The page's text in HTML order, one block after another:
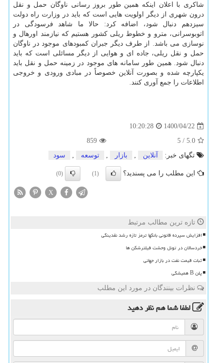
شاکری با اعلان اینکه همین طور بروز رسانی ناوگان حمل و نقل
درون شهری از دیگر اولویت هایی است که باید در وزارت راه دولت
سیزدهم دنبال شود، اضافه کرد: حالا ما شاهد فرسودگی در
اتوبوسرانی، مترو و خطوط ریلی کشور هستیم که نیازمند اورهال و
نوسازی می باشد. از طرف دیگر جبران کمبودهای موجود در ناوگان
حمل و نقل ریلی، جاده ای و هوایی از دیگر مسائلی است که باید
دنبال شود. همین طور سامانه های موجود در زمینه حمل و نقل باید
یکپارچه شده و بصورت آنلاین خصوصاً در مبادی ورودی و خروجی
اطلاعات را جمع آوری کنند.
1400/04/22
10:20:28
5.0
/
5
859
تگهای خبر:
آنلاین , بازار , توسعه , سود
این مطلب را می پسندید؟ (1)
(0)
X
تازه ترین مطالب مرتبط
افزایش سپرده قانونی بانکها ترمز تازه رشد نقدینگی
خردسالان در تونل وحشت فیلترشکن ها
ثبات قیمت نفت در بازار جهانی
پلن B همیشگی
نظرات بینندگان در مورد این مطلب
لطفا شما همنظر دهید